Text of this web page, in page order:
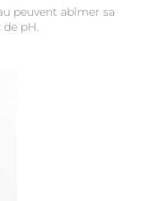
peuvent abîmer sa
pH.